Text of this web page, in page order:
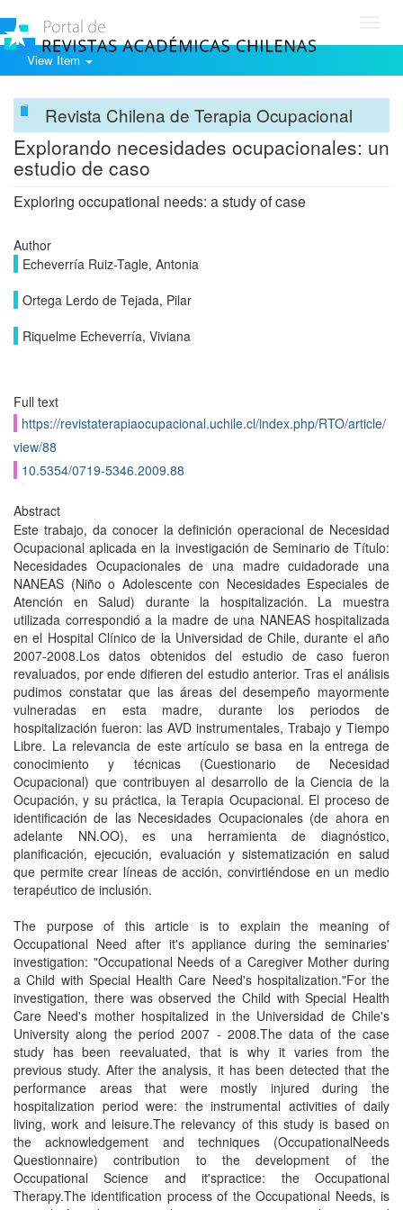
View Item
Revista Chilena de Terapia Ocupacional
Explorando necesidades ocupacionales: un
estudio de caso
Exploring occupational needs: a study of case
Author
Echeverría Ruiz-Tagle, Antonia
Ortega Lerdo de Tejada, Pilar
Riquelme Echeverría, Viviana
Full text
https://revistaterapiaocupacional.uchile.cl/index.php/RTO/article/
view/88
10.5354/0719-5346.2009.88
Abstract
Este trabajo, da conocer la definición operacional de Necesidad
Ocupacional aplicada en la investigación de Seminario de Título:
Necesidades Ocupacionales de una madre cuidadorade una
NANEAS (Niño o Adolescente con Necesidades Especiales de
Atención en Salud) durante la hospitalización. La muestra
utilizada correspondió a la madre de una NANEAS hospitalizada
en el Hospital Clínico de la Universidad de Chile, durante el año
2007-2008.Los datos obtenidos del estudio de caso fueron
revaluados, por ende difieren del estudio anterior. Tras el análisis
pudimos constatar que las áreas del desempeño mayormente
vulneradas en esta madre, durante los periodos de
hospitalización fueron: las AVD instrumentales, Trabajo y Tiempo
Libre. La relevancia de este artículo se basa en la entrega de
conocimiento y técnicas (Cuestionario de Necesidad
Ocupacional) que contribuyen al desarrollo de la Ciencia de la
Ocupación, y su práctica, la Terapia Ocupacional. El proceso de
identificación de las Necesidades Ocupacionales (de ahora en
adelante NN.OO), es una herramienta de diagnóstico,
planificación, ejecución, evaluación y sistematización en salud
que permite crear líneas de acción, convirtiéndose en un medio
terapéutico de inclusión.
The purpose of this article is to explain the meaning of
Occupational Need after it's appliance during the seminaries'
investigation: "Occupational Needs of a Caregiver Mother during
a Child with Special Health Care Need's hospitalization."For the
investigation, there was observed the Child with Special Health
Care Need's mother hospitalized in the Universidad de Chile's
University along the period 2007 - 2008.The data of the case
study has been reevaluated, that is why it varies from the
previous study. After the analysis, it has been detected that the
performance areas that were mostly injured during the
hospitalization period were: the instrumental activities of daily
living, work and leisure.The relevancy of this study is based on
the acknowledgement and techniques (OccupationalNeeds
Questionnaire) contribution to the development of the
Occupational Science and it'spractice: the Occupational
Therapy.The identification process of the Occupational Needs, is